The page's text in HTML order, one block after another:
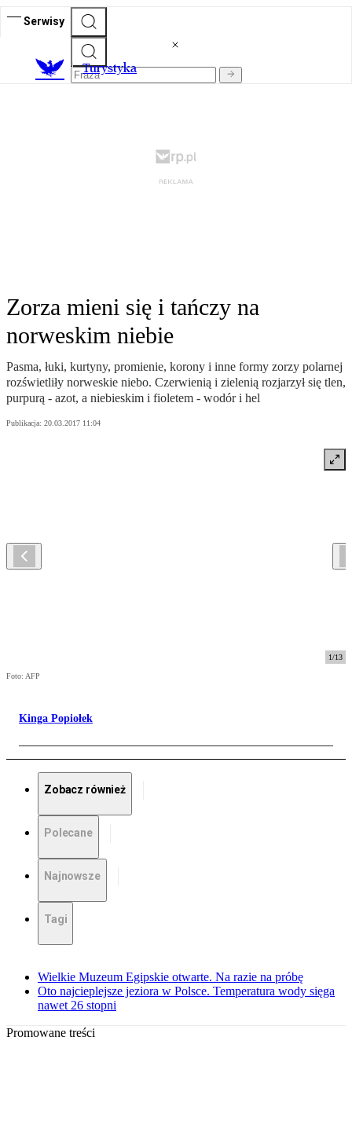
Serwisy
Turystyka
Zorza mieni się i tańczy na
norweskim niebie
Pasma, łuki, kurtyny, promienie, korony i inne formy zorzy polarnej
rozświetliły norweskie niebo. Czerwienią i zielenią rozjarzył się tlen,
purpurą - azot, a niebieskim i fioletem - wodór i hel
Publikacja: 20.03.2017 11:04
1/13
Foto: AFP
Kinga Popiołek
Zobacz również
Polecane
Najnowsze
Tagi
Wielkie Muzeum Egipskie otwarte. Na razie na próbę
Oto najcieplejsze jeziora w Polsce. Temperatura wody sięga
nawet 26 stopni
Promowane treści